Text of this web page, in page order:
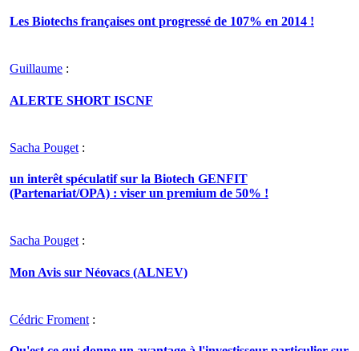
Les Biotechs françaises ont progressé de 107% en 2014 !
Guillaume :
ALERTE SHORT ISCNF
Sacha Pouget :
un interêt spéculatif sur la Biotech GENFIT
(Partenariat/OPA) : viser un premium de 50% !
Sacha Pouget :
Mon Avis sur Néovacs (ALNEV)
Cédric Froment :